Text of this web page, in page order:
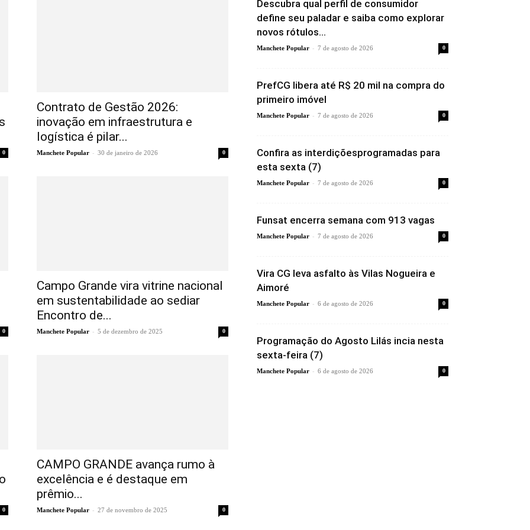
0
Contrato de Gestão 2026:
inovação em infraestrutura e
logística é pilar...
Manchete Popular - 30 de janeiro de 2026 0
0
Campo Grande vira vitrine nacional
em sustentabilidade ao sediar
Encontro de...
Manchete Popular - 5 de dezembro de 2025 0
0
CAMPO GRANDE avança rumo à
excelência e é destaque em
prêmio...
Manchete Popular - 27 de novembro de 2025 0
Descubra qual perfil de consumidor
define seu paladar e saiba como explorar
novos rótulos...
Manchete Popular - 7 de agosto de 2026 0
PrefCG libera até R$ 20 mil na compra do
primeiro imóvel
Manchete Popular - 7 de agosto de 2026 0
Confira as interdiçõesprogramadas para
esta sexta (7)
Manchete Popular - 7 de agosto de 2026 0
Funsat encerra semana com 913 vagas
Manchete Popular - 7 de agosto de 2026 0
Vira CG leva asfalto às Vilas Nogueira e
Aimoré
Manchete Popular - 6 de agosto de 2026 0
Programação do Agosto Lilás incia nesta
sexta-feira (7)
Manchete Popular - 6 de agosto de 2026 0